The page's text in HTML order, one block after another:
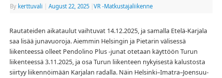
By kerttuvali August 22, 2025 VR -Matkustajaliikenne
Rautateiden aikataulut vaihtuvat 14.12.2025, ja samalla Etelä-Karjala
saa lisää junavuoroja. Aiemmin Helsingin ja Pietarin välisessä
liikenteessä olleet Pendolino Plus -junat otetaan käyttöön Turun
liikenteessä 3.11.2025, ja osa Turun liikenteen nykyisestä kalustosta
siirtyy liikennöimään Karjalan radalla. Näin Helsinki–Imatra–Joensuu-